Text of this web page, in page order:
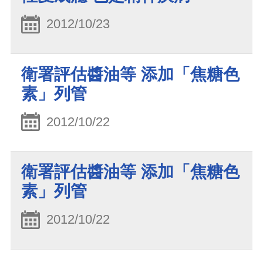
2012/10/23
衛署評估醬油等 添加「焦糖色
素」列管
2012/10/22
衛署評估醬油等 添加「焦糖色
素」列管
2012/10/22